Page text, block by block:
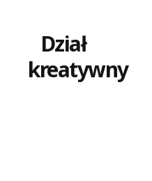
Dział
kreatywny